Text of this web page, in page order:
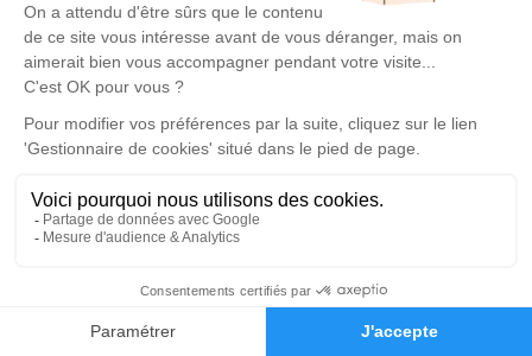
Faire-part Hommages
BOUILLON.
Un service de plantation d’arbre hommage est
disponible ici.
Je rends hommage
Cérémonie religieuse
Église Saint Aubin de Beuzevillette
76210 Beuzevillette